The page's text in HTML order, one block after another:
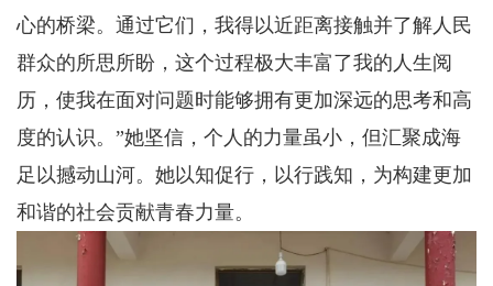
心的桥梁。通过它们，我得以近距离接触并了解人民
群众的所思所盼，这个过程极大丰富了我的人生阅
历，使我在面对问题时能够拥有更加深远的思考和高
度的认识。”她坚信，个人的力量虽小，但汇聚成海
足以撼动山河。她以知促行，以行践知，为构建更加
和谐的社会贡献青春力量。